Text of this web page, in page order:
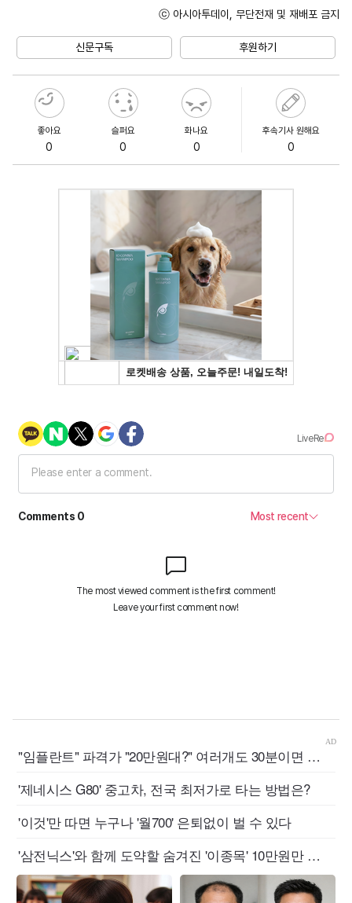
ⓒ 아시아투데이, 무단전재 및 재배포 금지
신문구독 후원하기
좋아요
0
슬퍼요
0
화나요
0
후속기사 원해요
0